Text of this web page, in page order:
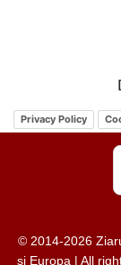
Privacy Policy
© 2014-2026
și Europa | All